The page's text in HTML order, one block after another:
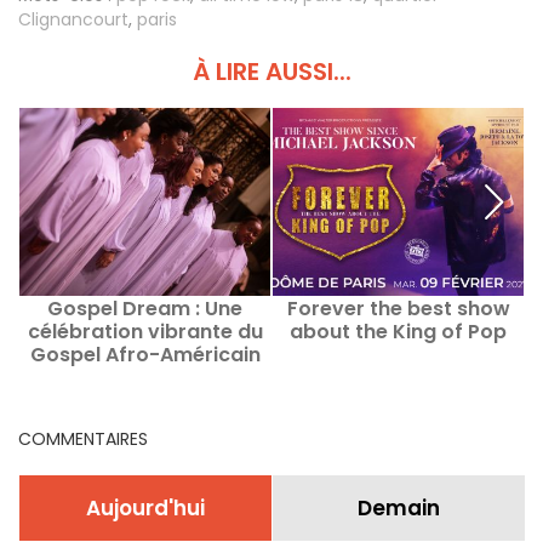
Clignancourt, paris
À LIRE AUSSI...
Gospel Dream : Une
célébration vibrante du
Gospel Afro-Américain
Forever the best show
about the King of Pop
COMMENTAIRES
Aujourd'hui Demain